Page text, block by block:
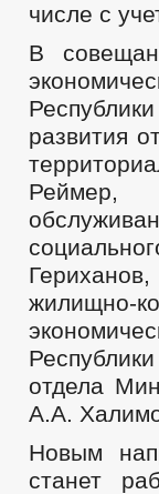
числе с
В
развития
Реймер,
отдела
А.А.
Новым
станет